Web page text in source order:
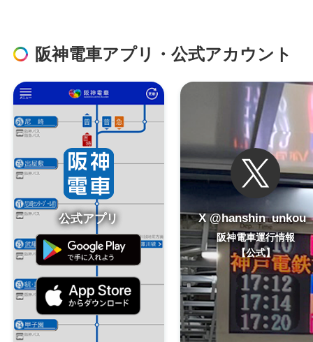
阪神電車アプリ・公式アカウント
公式アプリ X @hanshin_unkou_
阪神電車運行情報
【公式】